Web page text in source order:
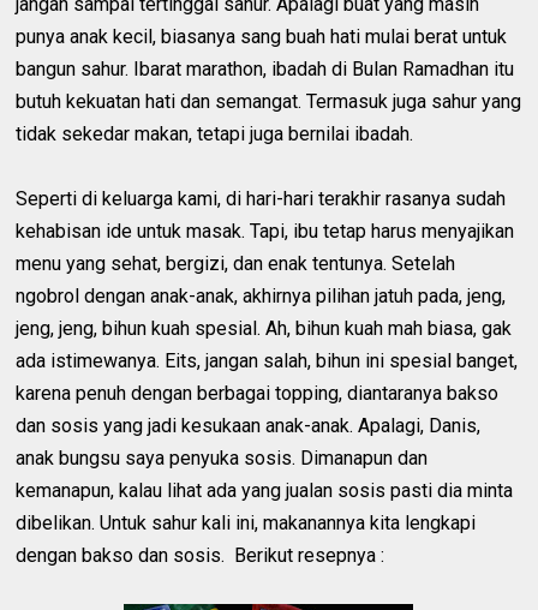
jangan sampai tertinggal sahur. Apalagi buat yang masih
punya anak kecil, biasanya sang buah hati mulai berat untuk
bangun sahur. Ibarat marathon, ibadah di Bulan Ramadhan itu
butuh kekuatan hati dan semangat. Termasuk juga sahur yang
tidak sekedar makan, tetapi juga bernilai ibadah.
Seperti di keluarga kami, di hari-hari terakhir rasanya sudah
kehabisan ide untuk masak. Tapi, ibu tetap harus menyajikan
menu yang sehat, bergizi, dan enak tentunya. Setelah
ngobrol dengan anak-anak, akhirnya pilihan jatuh pada, jeng,
jeng, jeng, bihun kuah spesial. Ah, bihun kuah mah biasa, gak
ada istimewanya. Eits, jangan salah, bihun ini spesial banget,
karena penuh dengan berbagai topping, diantaranya bakso
dan sosis yang jadi kesukaan anak-anak. Apalagi, Danis,
anak bungsu saya penyuka sosis. Dimanapun dan
kemanapun, kalau lihat ada yang jualan sosis pasti dia minta
dibelikan. Untuk sahur kali ini, makanannya kita lengkapi
dengan bakso dan sosis. Berikut resepnya :